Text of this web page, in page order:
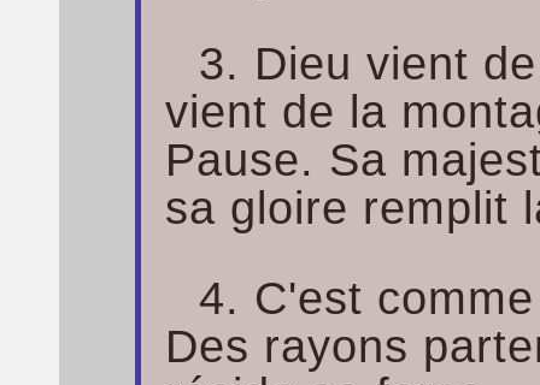
3. Dieu vient
vient de la
Pause. Sa
sa gloire remplit
4. C'est
Des rayons